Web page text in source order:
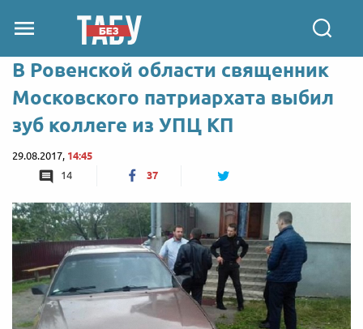
В Ровенской области священник
Московского патриархата выбил
зуб коллеге из УПЦ КП
29.08.2017, 14:45
14
37